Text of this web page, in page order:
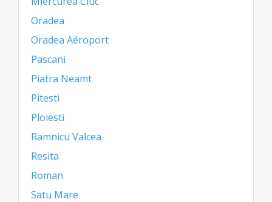
Oradea
Oradea Aéroport
Pascani
Piatra Neamt
Pitesti
Ploiesti
Ramnicu Valcea
Resita
Roman
Satu Mare